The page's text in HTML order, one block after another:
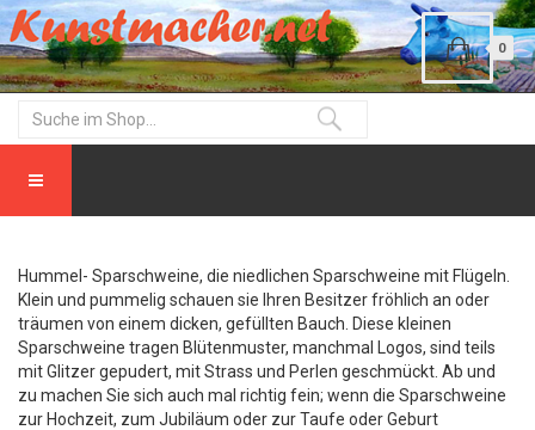
0
Hummel- Sparschweine, die niedlichen Sparschweine mit Flügeln.
Klein und pummelig schauen sie Ihren Besitzer fröhlich an oder
träumen von einem dicken, gefüllten Bauch. Diese kleinen
Sparschweine tragen Blütenmuster, manchmal Logos, sind teils
mit Glitzer gepudert, mit Strass und Perlen geschmückt. Ab und
zu machen Sie sich auch mal richtig fein; wenn die Sparschweine
zur Hochzeit, zum Jubiläum oder zur Taufe oder Geburt